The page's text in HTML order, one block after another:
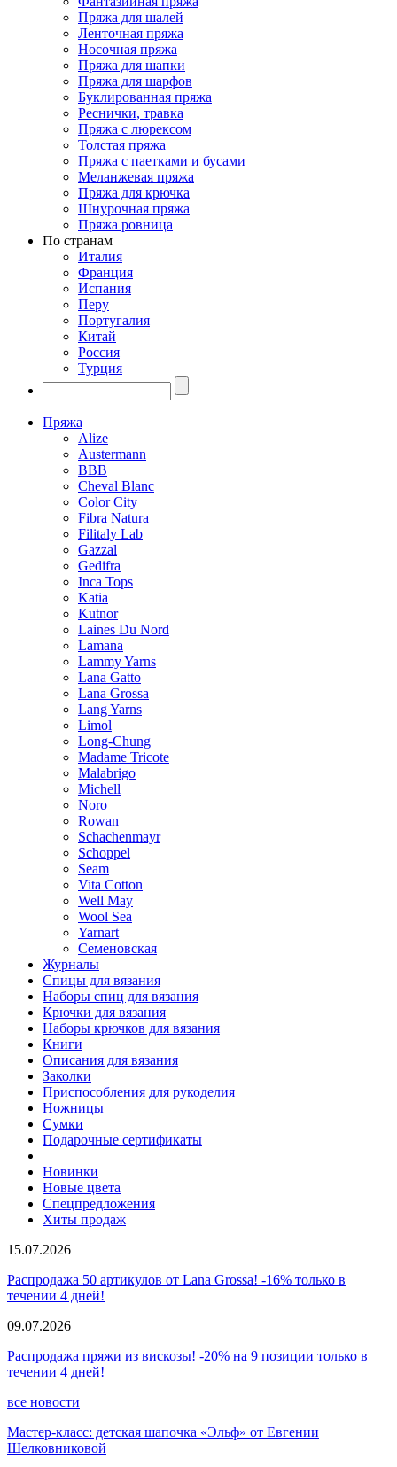
Пряжа для шалей
Ленточная пряжа
Носочная пряжа
Пряжа для шапки
Пряжа для шарфов
Буклированная пряжа
Реснички, травка
Пряжа с люрексом
Толстая пряжа
Пряжа с паетками и бусами
Меланжевая пряжа
Пряжа для крючка
Шнурочная пряжа
Пряжа ровница
По странам
Италия
Франция
Испания
Перу
Португалия
Китай
Россия
Турция
Пряжа
Alize
Austermann
BBB
Cheval Blanc
Color City
Fibra Natura
Filitaly Lab
Gazzal
Gedifra
Inca Tops
Katia
Kutnor
Laines Du Nord
Lamana
Lammy Yarns
Lana Gatto
Lana Grossa
Lang Yarns
Limol
Long-Chung
Madame Tricote
Malabrigo
Michell
Noro
Rowan
Schachenmayr
Schoppel
Seam
Vita Cotton
Well May
Wool Sea
Yarnart
Семеновская
Журналы
Спицы для вязания
Наборы спиц для вязания
Крючки для вязания
Наборы крючков для вязания
Книги
Описания для вязания
Заколки
Приспособления для рукоделия
Ножницы
Сумки
Подарочные сертификаты
Новинки
Новые цвета
Спецпредложения
Хиты продаж
15.07.2026
Распродажа 50 артикулов от Lana Grossa! -16% только в
течении 4 дней!
09.07.2026
Распродажа пряжи из вискозы! -20% на 9 позиции только в
течении 4 дней!
все новости
Мастер-класс: детская шапочка «Эльф» от Евгении
Шелковниковой